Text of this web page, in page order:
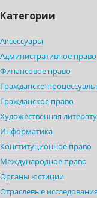
Категории
Аксессуары
Административное право
Финансовое право
Гражданско-
Гражданское право
Художественная
Информатика
Конституционное право
Международное право
Органы юстиции
Отраслевые исследования